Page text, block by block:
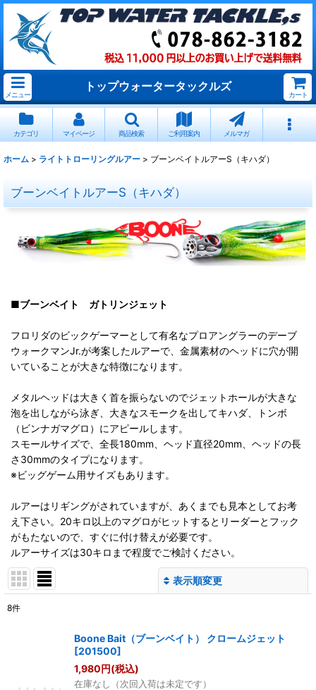
メニュー
トップウォータータックルズ
カート
カテゴリ マイページ 商品検索 ご利用案内 メルマガ
ホーム > ライトトローリングルアー > ブーンベイトルアーS（キハダ）
ブーンベイトルアーS（キハダ）
■ブーンベイト ガトリンジェット
フロリダのビックゲーマーとして有名なプロアングラーのデーブ
ウォークマンJr.が考案したルアーで、金属素材のヘッドに穴が開
いていることが大きな特徴になります。
メタルヘッドは大きく首を振らないのでジェットホールが大きな
泡を出しながら泳ぎ、大きなスモークを出してキハダ、トンボ
（ビンナガマグロ）にアピールします。
スモールサイズで、全長180mm、ヘッド直径20mm、ヘッドの長
さ30mmのタイプになります。
※ビッグゲーム用サイズもあります。
ルアーはリギングがされていますが、あくまでも見本としてお考
え下さい。20キロ以上のマグロがヒットするとリーダーとフック
がもたないので、すぐに付け替えが必要です。
ルアーサイズは30キロまで程度でご検討ください。
表示順変更
8件
Boone Bait（ブーンベイト） クロームジェット
[201500]
1,980円(税込)
在庫なし（次回入荷は未定です）